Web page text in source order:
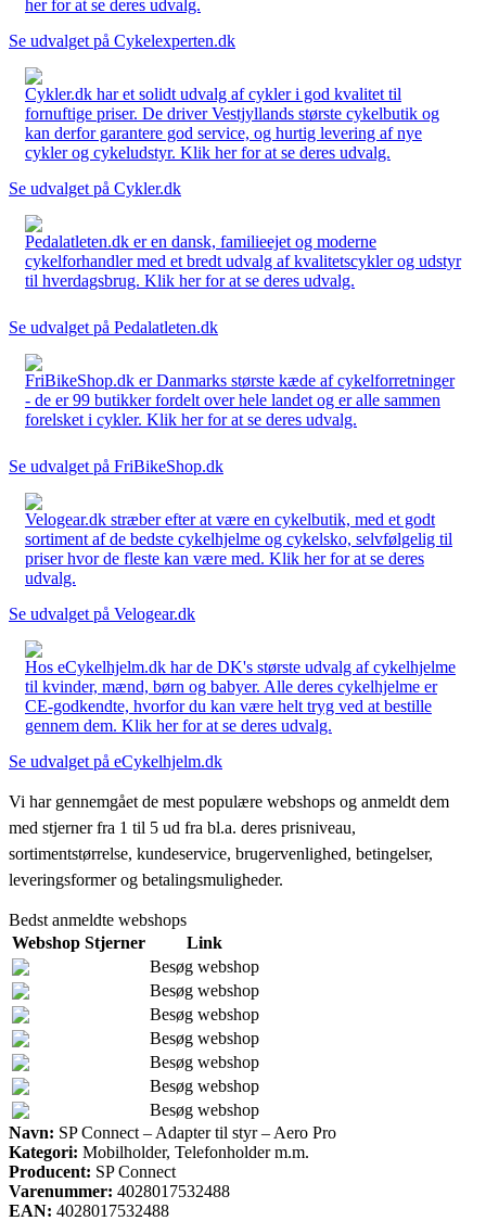
her for at se deres udvalg.
Se udvalget på Cykelexperten.dk
Cykler.dk har et solidt udvalg af cykler i god kvalitet til
fornuftige priser. De driver Vestjyllands største cykelbutik og
kan derfor garantere god service, og hurtig levering af nye
cykler og cykeludstyr. Klik her for at se deres udvalg.
Se udvalget på Cykler.dk
Pedalatleten.dk er en dansk, familieejet og moderne
cykelforhandler med et bredt udvalg af kvalitetscykler og udstyr
til hverdagsbrug. Klik her for at se deres udvalg.
Se udvalget på Pedalatleten.dk
FriBikeShop.dk er Danmarks største kæde af cykelforretninger
- de er 99 butikker fordelt over hele landet og er alle sammen
forelsket i cykler. Klik her for at se deres udvalg.
Se udvalget på FriBikeShop.dk
Velogear.dk stræber efter at være en cykelbutik, med et godt
sortiment af de bedste cykelhjelme og cykelsko, selvfølgelig til
priser hvor de fleste kan være med. Klik her for at se deres
udvalg.
Se udvalget på Velogear.dk
Hos eCykelhjelm.dk har de DK's største udvalg af cykelhjelme
til kvinder, mænd, børn og babyer. Alle deres cykelhjelme er
CE-godkendte, hvorfor du kan være helt tryg ved at bestille
gennem dem. Klik her for at se deres udvalg.
Se udvalget på eCykelhjelm.dk
Vi har gennemgået de mest populære webshops og anmeldt dem
med stjerner fra 1 til 5 ud fra bl.a. deres prisniveau,
sortimentstørrelse, kundeservice, brugervenlighed, betingelser,
leveringsformer og betalingsmuligheder.
Bedst anmeldte webshops
Webshop Stjerner
Link
Besøg webshop
Besøg webshop
Besøg webshop
Besøg webshop
Besøg webshop
Besøg webshop
Besøg webshop
Navn: SP Connect – Adapter til styr – Aero Pro
Kategori: Mobilholder, Telefonholder m.m.
Producent: SP Connect
Varenummer: 4028017532488
EAN: 4028017532488